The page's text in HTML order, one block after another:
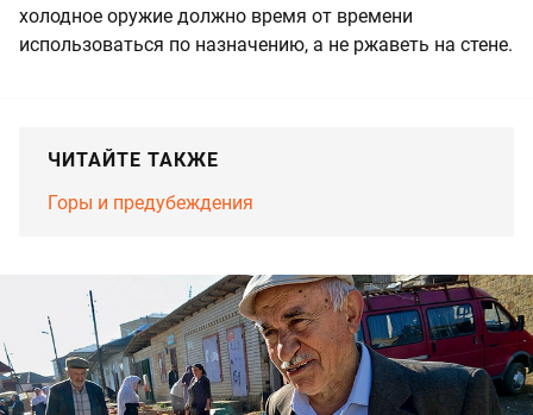
холодное оружие должно время от времени
использоваться по назначению, а не ржаветь на стене.
ЧИТАЙТЕ ТАКЖЕ
Горы и предубеждения